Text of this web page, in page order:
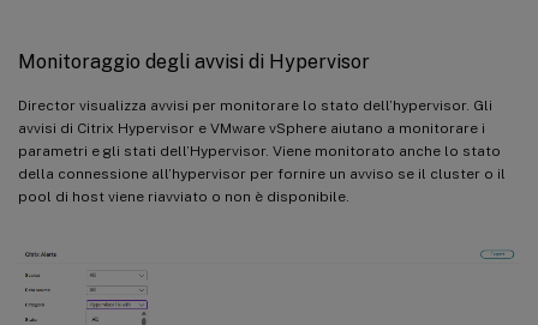
Monitoraggio degli avvisi di Hypervisor
Director visualizza avvisi per monitorare lo stato dell’hypervisor. Gli
avvisi di Citrix Hypervisor e VMware vSphere aiutano a monitorare i
parametri e gli stati dell’Hypervisor. Viene monitorato anche lo stato
della connessione all’hypervisor per fornire un avviso se il cluster o il
pool di host viene riavviato o non è disponibile.